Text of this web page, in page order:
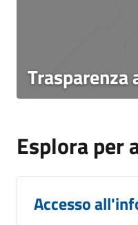
Esplora per
Accesso